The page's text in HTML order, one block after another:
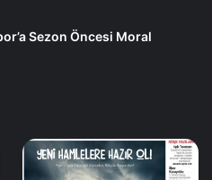
Sezon Öncesi Moral